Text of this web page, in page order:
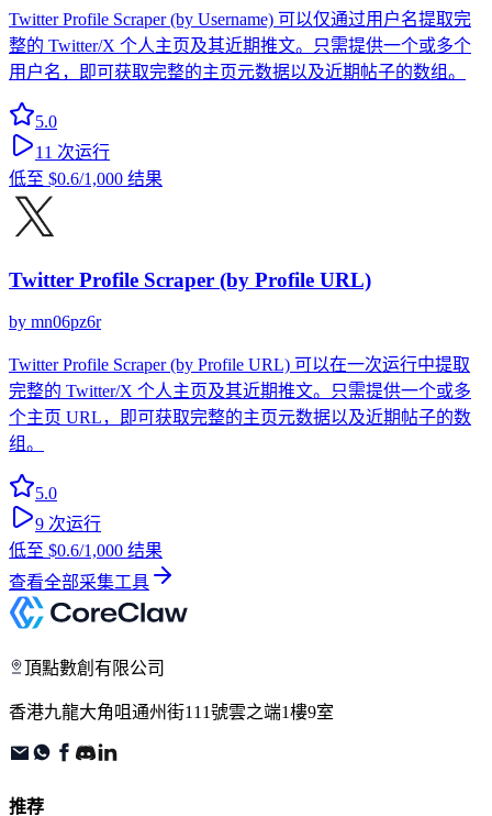
Twitter Profile Scraper (by Username) 可以仅通过用户名提取完
整的 Twitter/X 个人主页及其近期推文。只需提供一个或多个
用户名，即可获取完整的主页元数据以及近期帖子的数组。
5.0
11 次运行
低至 $0.6/1,000 结果
Twitter Profile Scraper (by Profile URL)
by mn06pz6r
Twitter Profile Scraper (by Profile URL) 可以在一次运行中提取
完整的 Twitter/X 个人主页及其近期推文。只需提供一个或多
个主页 URL，即可获取完整的主页元数据以及近期帖子的数
组。
5.0
9 次运行
低至 $0.6/1,000 结果
查看全部采集工具
頂點數創有限公司
香港九龍大角咀通州街111號雲之端1樓9室
推荐